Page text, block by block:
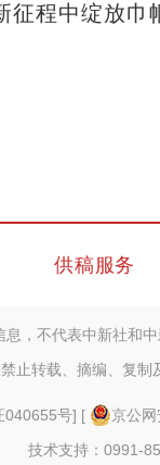
程中绽放巾
供稿服务
，不代表中新社和
止转载、摘编、复制
040655号] [ 京公
技术支持：